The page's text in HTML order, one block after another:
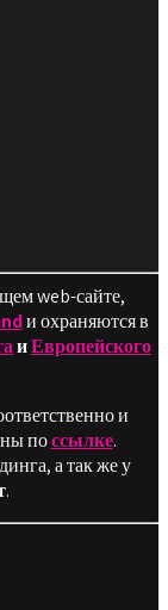
web-сайте,
и охраняются в
иЕвропейского
и
поссылке.
а так же у
.